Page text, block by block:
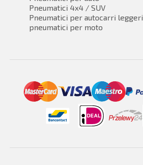
Pneumatici 4x4 / SUV
Pneumatici per autocarri leggeri
pneumatici per moto